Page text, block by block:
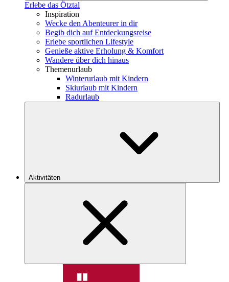
Erlebe das Ötztal
Inspiration
Wecke den Abenteurer in dir
Begib dich auf Entdeckungsreise
Erlebe sportlichen Lifestyle
Genieße aktive Erholung & Komfort
Wandere über dich hinaus
Themenurlaub
Winterurlaub mit Kindern
Skiurlaub mit Kindern
Radurlaub
Aktivitäten